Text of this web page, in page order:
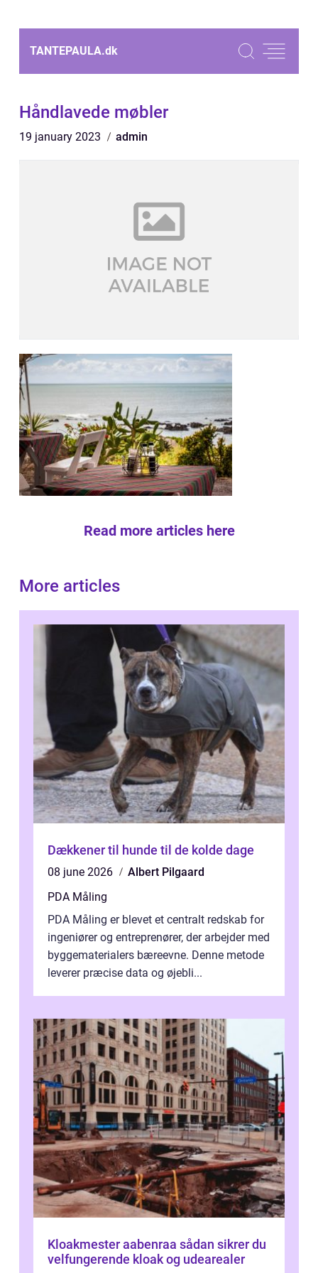
TANTEPAULA.dk
Håndlavede møbler
19 january 2023 admin
Read more articles here
More articles
Dækkener til hunde til de kolde dage
08 june 2026
Albert Pilgaard
PDA Måling
PDA Måling er blevet et centralt redskab for
ingeniører og entreprenører, der arbejder med
byggematerialers bæreevne. Denne metode
leverer præcise data og øjebli...
Kloakmester aabenraa sådan sikrer du
velfungerende kloak og udearealer